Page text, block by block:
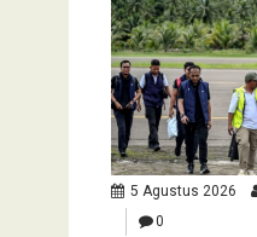
5 Agustus 2026
0